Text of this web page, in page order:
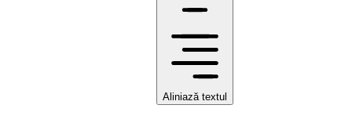
Aliniază textul